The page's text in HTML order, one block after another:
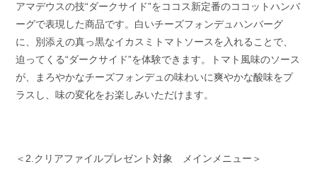
アマデウスの技“ダークサイド”をココス新定番のココットハンバ
ーグで表現した商品です。白いチーズフォンデュハンバーグ
に、別添えの真っ黒なイカスミトマトソースを入れることで、
迫ってくる“ダークサイド”を体験できます。トマト風味のソース
が、まろやかなチーズフォンデュの味わいに爽やかな酸味をプ
ラスし、味の変化をお楽しみいただけます。
＜2.クリアファイルプレゼント対象 メインメニュー＞